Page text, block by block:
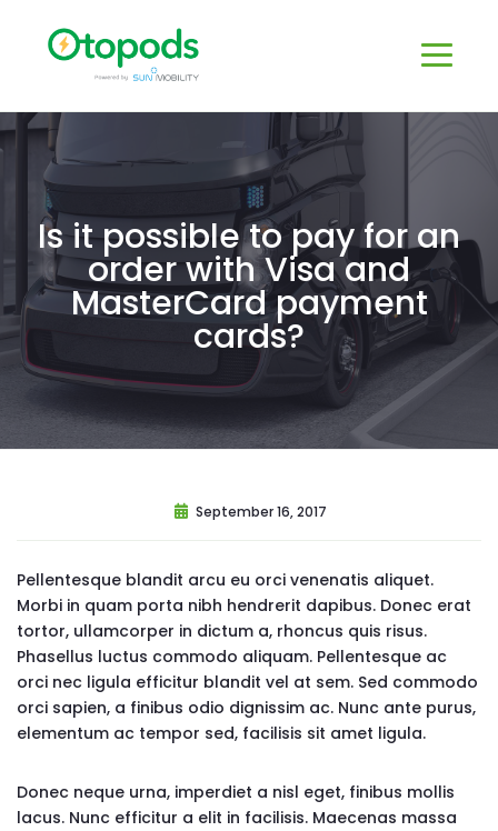
Is it possible to pay for an
order with Visa and
MasterCard payment
cards?
September 16, 2017
Pellentesque blandit arcu eu orci venenatis aliquet.
Morbi in quam porta nibh hendrerit dapibus. Donec erat
tortor, ullamcorper in dictum a, rhoncus quis risus.
Phasellus luctus commodo aliquam. Pellentesque ac
orci nec ligula efficitur blandit vel at sem. Sed commodo
orci sapien, a finibus odio dignissim ac. Nunc ante purus,
elementum ac tempor sed, facilisis sit amet ligula.
Donec neque urna, imperdiet a nisl eget, finibus mollis
lacus. Nunc efficitur a elit in facilisis. Maecenas massa